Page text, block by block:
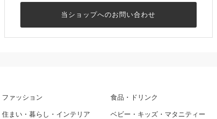
当ショップへのお問い合わせ
ファッション 食品・ドリンク
住まい・暮らし・インテリア ベビー・キッズ・マタニティー